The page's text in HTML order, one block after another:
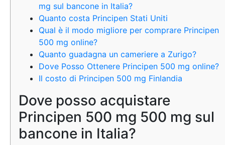
mg sul bancone in Italia?
Quanto costa Principen Stati Uniti
Qual è il modo migliore per comprare Principen
500 mg online?
Quanto guadagna un cameriere a Zurigo?
Dove Posso Ottenere Principen 500 mg online?
Il costo di Principen 500 mg Finlandia
Dove posso acquistare
Principen 500 mg 500 mg sul
bancone in Italia?